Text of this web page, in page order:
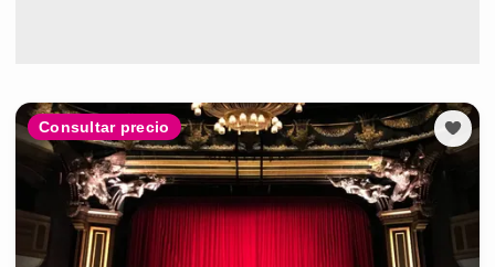
Consultar precio